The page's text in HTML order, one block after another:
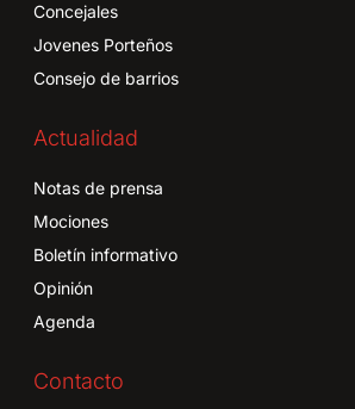
Concejales
Jovenes Porteños
Consejo de barrios
Actualidad
Notas de prensa
Mociones
Boletín informativo
Opinión
Agenda
Contacto